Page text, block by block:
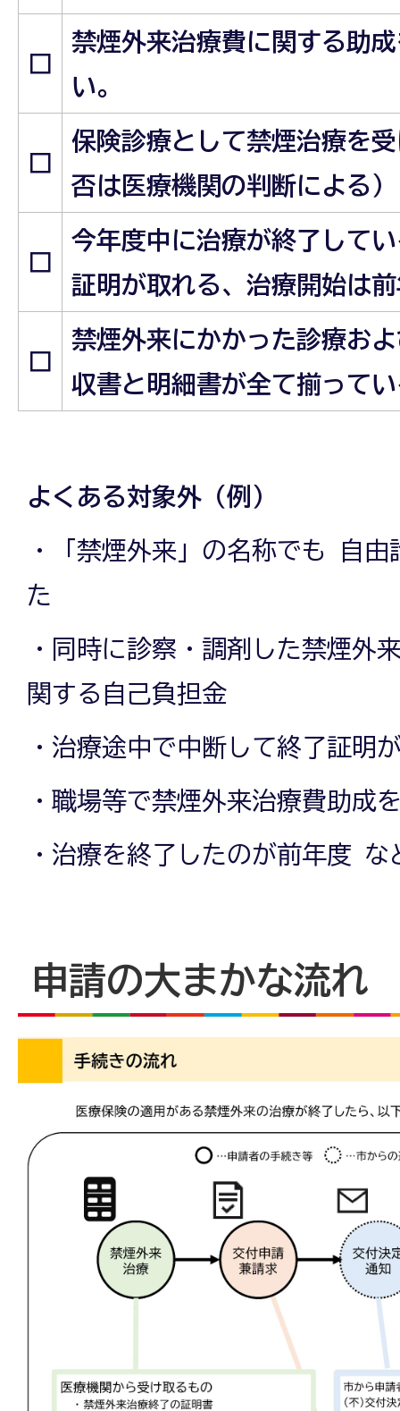
□
禁煙外来治療費に関する助
い。
□
保険診療として禁煙治療を
否は医療機関の判断による）
□
今年度中に治療が終了して
証明が取れる、治療開始は
□
禁煙外来にかかった診療お
収書と明細書が全て揃って
よくある対象外（例）
・「禁煙外来」の名称でも 自
た
・同時に診察・調剤した禁煙外
関する自己負担金
・治療途中で中断して終了証明
・職場等で禁煙外来治療費助成
・治療を終了したのが前年度 な
申請の大まかな流れ